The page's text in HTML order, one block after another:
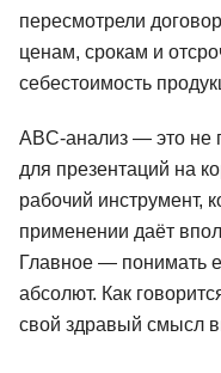
пересмотрели
ценам, срокам и
себестоимость
ABC-анализ — это не
для презентаций на
рабочий инструмент,
применении даёт
Главное — понимать
абсолют. Как
свой здравый смысл